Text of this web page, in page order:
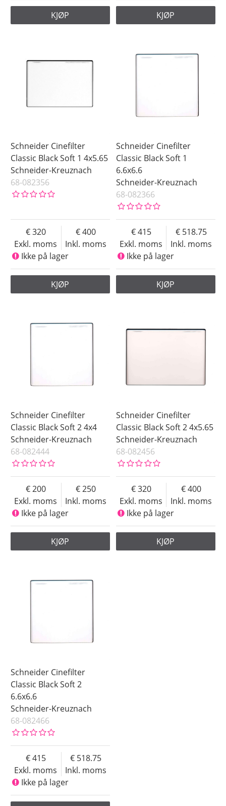
KJØP KJØP
Schneider Cinefilter
Classic Black Soft 1 4x5.65
Schneider-Kreuznach
68-082356
Exkl. moms
320
Inkl. moms
400
Ikke på lager
KJØP
Schneider Cinefilter
Classic Black Soft 1
6.6x6.6
Schneider-Kreuznach
68-082366
Exkl. moms
415
Inkl. moms
518.75
Ikke på lager
KJØP
Schneider Cinefilter
Classic Black Soft 2 4x4
Schneider-Kreuznach
68-082444
Exkl. moms
200
Inkl. moms
250
Ikke på lager
KJØP
Schneider Cinefilter
Classic Black Soft 2 4x5.65
Schneider-Kreuznach
68-082456
Exkl. moms
320
Inkl. moms
400
Ikke på lager
KJØP
Schneider Cinefilter
Classic Black Soft 2
6.6x6.6
Schneider-Kreuznach
68-082466
Exkl. moms
415
Inkl. moms
518.75
Ikke på lager